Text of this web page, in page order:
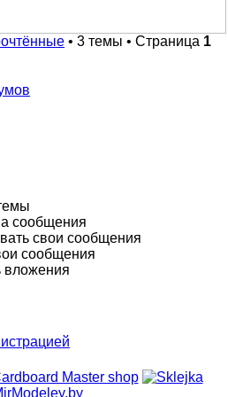
• 3 темы • Страница 1
сообщения
свои сообщения
сообщения
вложения
истрацией